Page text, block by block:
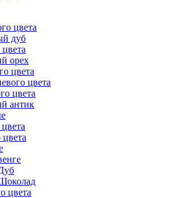
цвета
дуб
орех
цвета
цвета
цвета
антик
цвета